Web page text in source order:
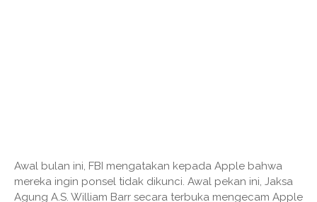
Awal bulan ini, FBI mengatakan kepada Apple bahwa
mereka ingin ponsel tidak dikunci. Awal pekan ini, Jaksa
Agung A.S. William Barr secara terbuka mengecam Apple